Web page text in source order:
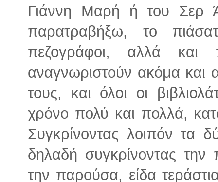
Γιάννη Μαρή ή του Σερ
παρατραβήξω, το
πεζογράφοι, αλλά
αναγνωριστούν ακόμα και
τους, και όλοι οι
χρόνο πολύ και πολλά,
Συγκρίνοντας λοιπόν τα
δηλαδή συγκρίνοντας
την παρούσα, είδα